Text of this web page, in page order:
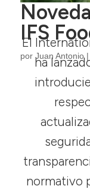
IFS
por Juan Antonio|
El
ha
normativo